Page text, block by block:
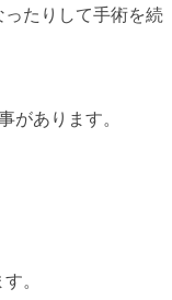
たりして手術を続
があります。
。